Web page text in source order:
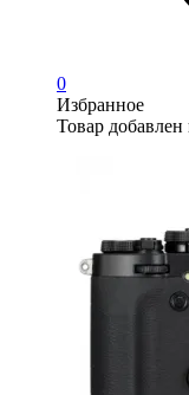
0
Избранное
Товар добавлен